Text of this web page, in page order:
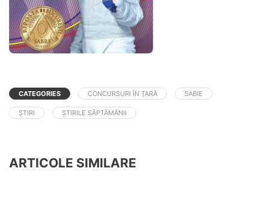
CATEGORIES CONCURSURI ÎN ȚARĂ SABIE
ȘTIRI ȘTIRILE SĂPTĂMÂNII
ARTICOLE SIMILARE